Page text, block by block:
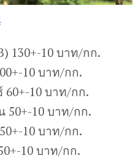
130+-10 บาท/กก.
10 บาท/กก.
60+-10 บาท/กก.
50+-10 บาท/กก.
10 บาท/กก.
10 บาท/กก.